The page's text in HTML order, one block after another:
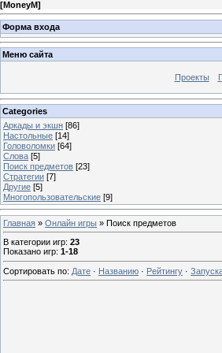
[MoneyM]
Форма входа
Меню сайта
Проекты
Categories
Аркады и экшн [86]
Настольные [14]
Головоломки [64]
Слова [5]
Поиск предметов [23]
Стратегии [7]
Другие [5]
Многопользовательские [9]
Главная » Онлайн игры » Поиск предметов
В категории игр: 23
Показано игр: 1-18
Сортировать по: Дате · Названию · Рейтингу ·